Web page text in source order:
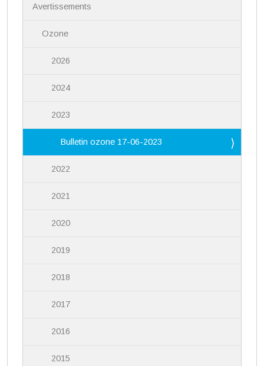
Avertissements
Ozone
2026
2024
2023
Bulletin ozone 17-06-2023
2022
2021
2020
2019
2018
2017
2016
2015